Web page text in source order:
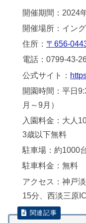
開催期間：2024
開催場所：イン
住所： 〒656-
電話：0799-43-
公式サイト：
開園時間：平日
月～9月）
入園料金：大人
3歳以下無料
駐車場：約1000
駐車料金：無料
アクセス：神戸
15分、西淡三原